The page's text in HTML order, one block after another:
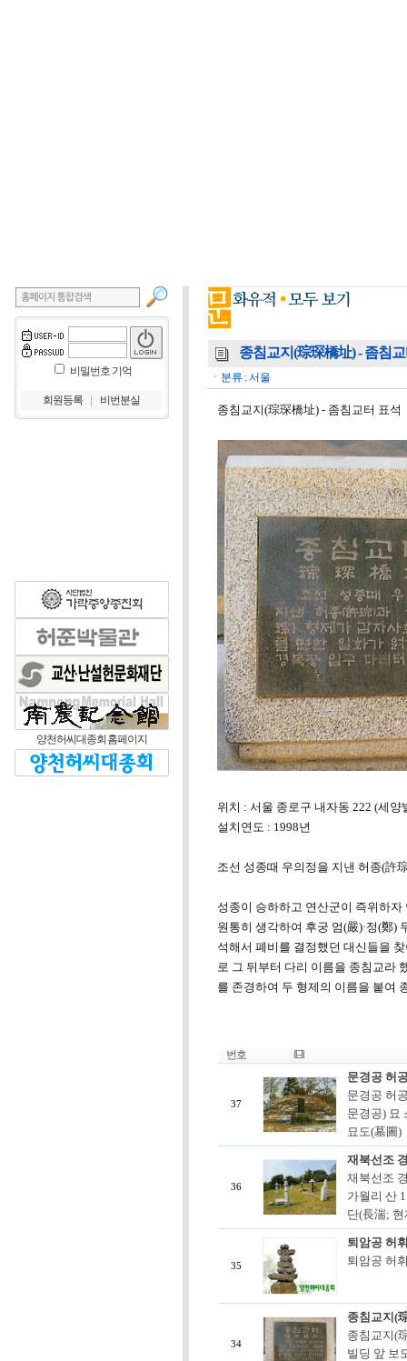
비밀번호 기억
회원등록 비번분실
양천허씨대종회 홈페이지
종침교지(琮琛橋址) - 좀침
ㆍ분류 : 서울
종침교지(琮琛橋址) - 좀침교터 표석
위치 : 서울 종로구 내자동 222 (세양
설치연도 : 1998년
조선 성종때 우의정을 지낸 허종(許
성종이 승하하고 연산군이 즉위하
원통히 생각하여 후궁 엄(嚴)·정(鄭)
석해서 폐비를 결정했던 대신들을
로 그 뒤부터 다리 이름을 종침교라
를 존경하여 두 형제의 이름을 붙여
번호
37
문경공 허
문경공 허
문경공) 묘
묘도(墓圖)
36
재북선조
재북선조
가월리 산
단(長湍;
35
퇴암공 허
퇴암공 허
34
종침교지(
종침교지(
빌딩 앞 보